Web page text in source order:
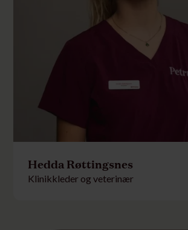
Hedda Røttingsnes
Klinikkleder og veterinær